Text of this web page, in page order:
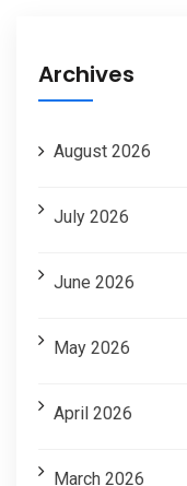
Archives
August 2026
July 2026
June 2026
May 2026
April 2026
March 2026